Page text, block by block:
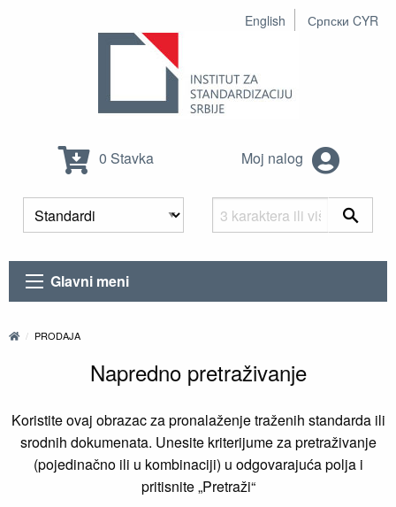
English Српски CYR
0 Stavka Moj nalog
Glavni meni
PRODAJA
Napredno pretraživanje
Koristite ovaj obrazac za pronalaženje traženih standarda ili
srodnih dokumenata. Unesite kriterijume za pretraživanje
(pojedinačno ili u kombinaciji) u odgovarajuća polja i
pritisnite „Pretraži“